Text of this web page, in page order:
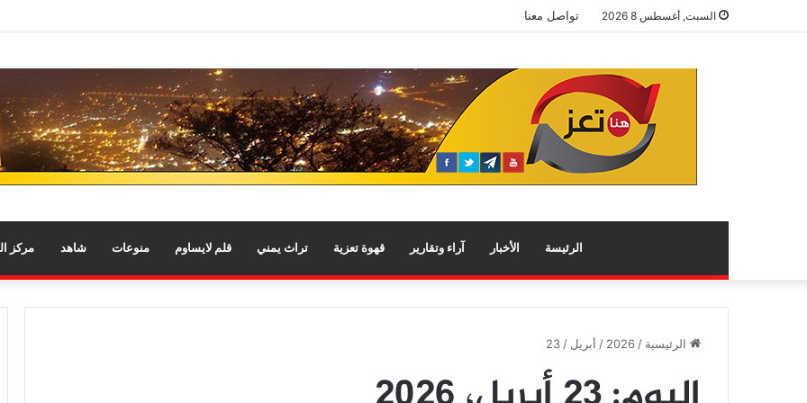
السبت, أغسطس 8 2026 تواصل معنا
الرئيسة الأخبار آراء وتقارير قهوة تعزية تراث يمني قلم لايساوم منوعات شاهد مركز
الرئيسية /
2026
/ أبريل /
23